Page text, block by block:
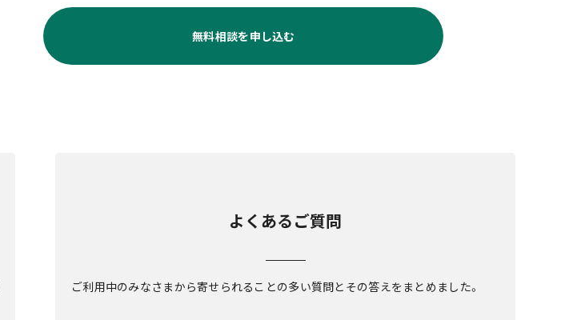
無料相談を申し込む
よくあるご質問
ご利用中のみなさまから寄せられることの多い質問とその答えをまとめました。